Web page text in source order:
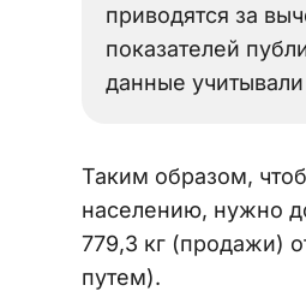
приводятся за
показателей
данные
Таким образом,
населению, нужно
779,3 кг (продажи)
путем).